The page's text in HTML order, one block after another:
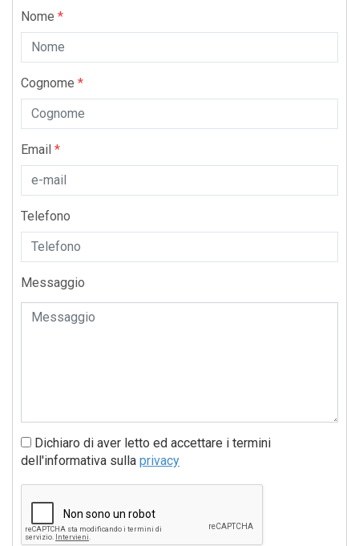
Nome *
Cognome *
Email *
Telefono
Messaggio
Dichiaro di aver letto ed accettare i termini
dell'informativa sulla privacy